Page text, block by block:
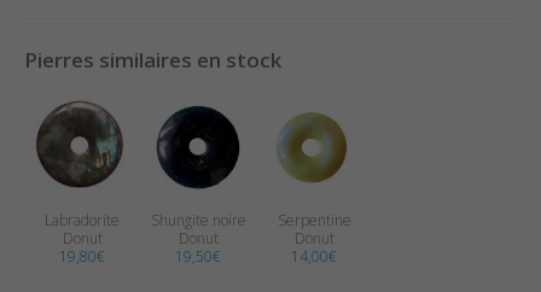
Pierres similaires en stock
Labradorite
Donut
19,80€
Shungite noire
Donut
19,50€
Serpentine
Donut
14,00€